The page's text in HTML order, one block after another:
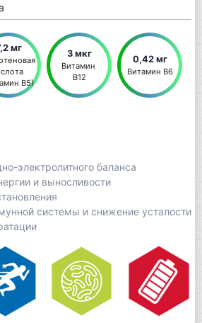
мг
В5)
3 мкг
Витамин
В12
0,42 мг
Витамин В6
электролитного баланса
и выносливости
системы и снижение усталости